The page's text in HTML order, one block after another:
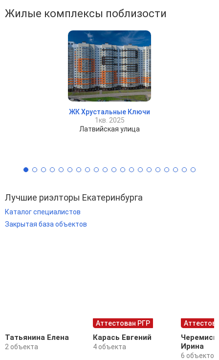
Жилые комплексы поблизости
ЖК Хрустальные Ключи
1кв. 2025
Латвийская улица
Лучшие риэлторы Екатеринбурга
Каталог специалистов
Закрытая база объектов
Татьянина Елена
2 объекта
Аттестован РГР
Карась Евгений
4 объекта
Ирина
6 объектов